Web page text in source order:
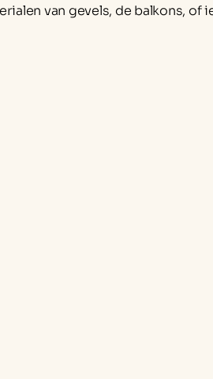
van gevels, de balkons,